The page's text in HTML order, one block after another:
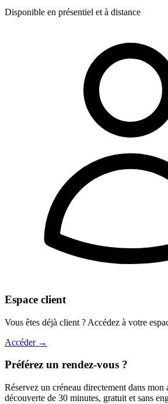
Disponible en présentiel et à distance
Espace client
Vous êtes déjà client ? Accédez à votre
Accéder →
Préférez un rendez-vous ?
Réservez un créneau directement dans mon
découverte de 30 minutes, gratuit et sans